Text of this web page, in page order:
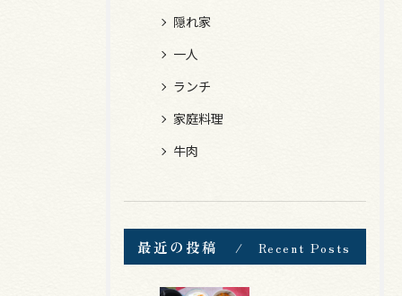
隠れ家
一人
ランチ
家庭料理
牛肉
最近の投稿 Recent Posts